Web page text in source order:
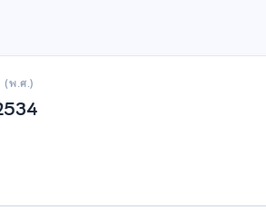
(พ.ศ.)